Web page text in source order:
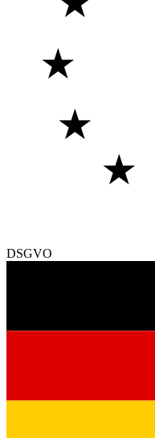
★
★
★
DSGVO